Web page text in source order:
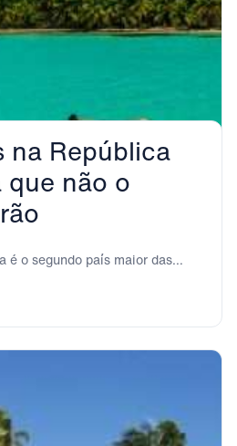
na República
que não o
é o segundo país maior das